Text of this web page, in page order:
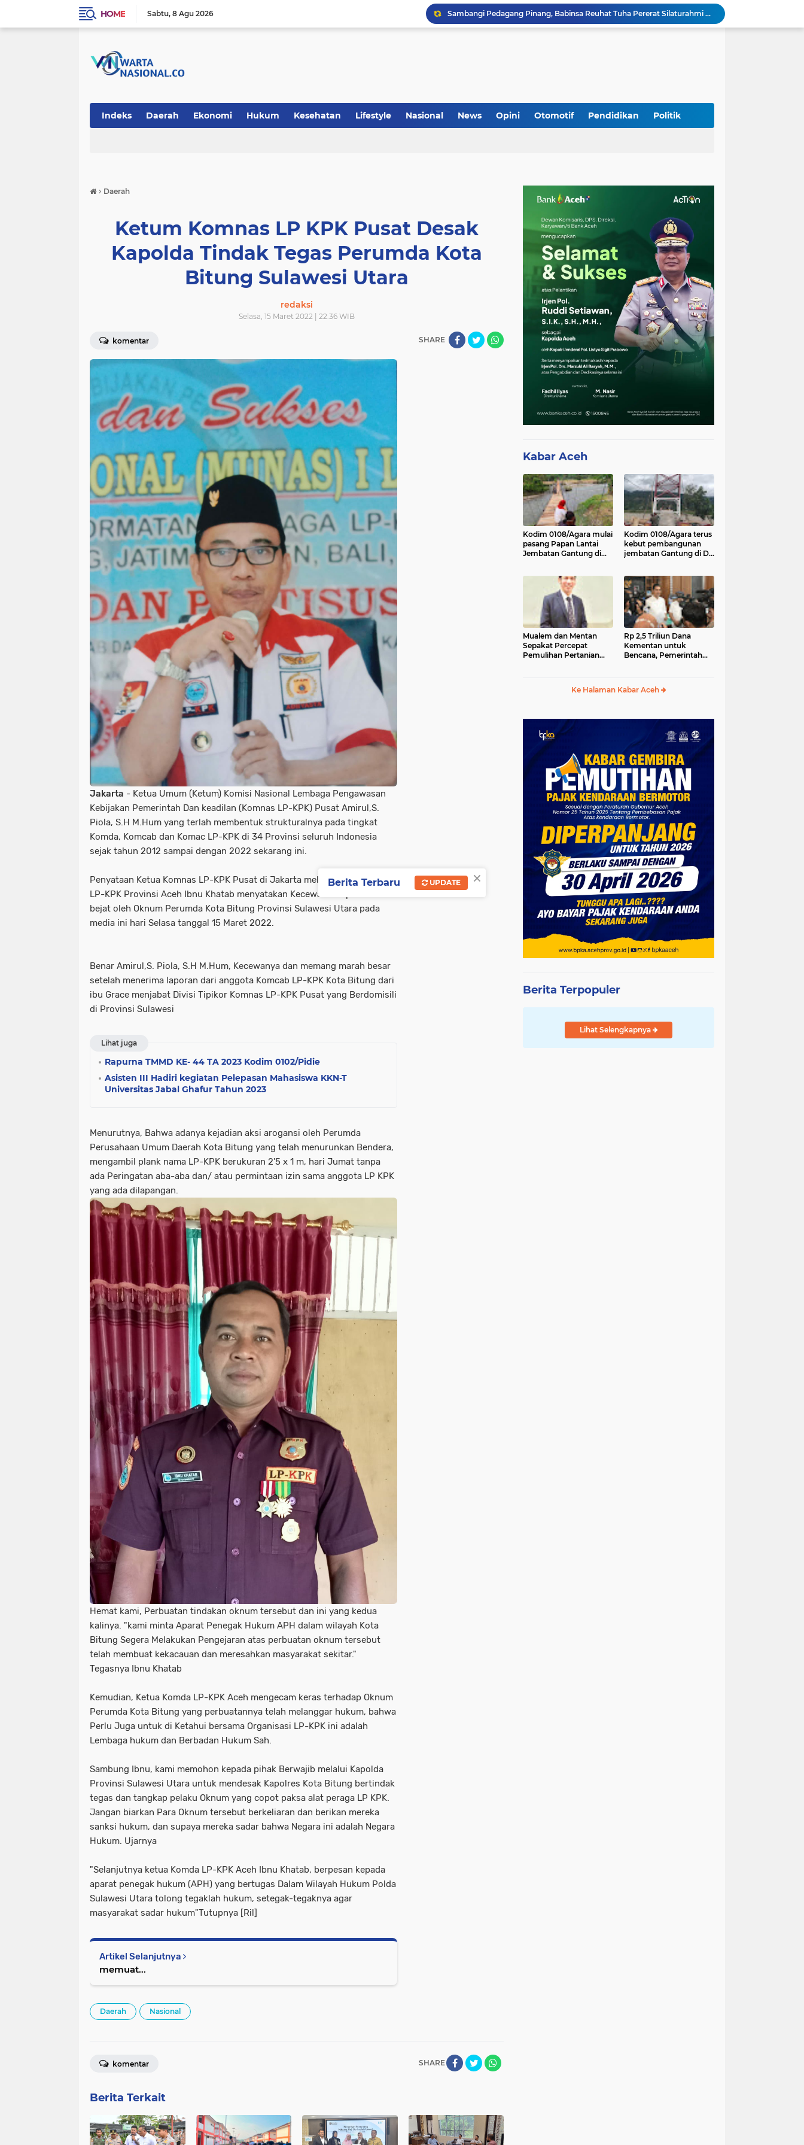
HOME Sabtu 8 Agu 2026
Jalin Keakraban dengan Warga, Babinsa Leung Ie Perkuat Komunikasi di Wilayah Binaan
Hadiri Persami di Buengcala, Danramil Kuta Baro Dorong Semangat Kebersamaan Generasi Muda
Progres Pembangunan Capai 51 Persen, TNI dan Warga Kebutan Pengecoran Lantai Jembatan di Bunga Melur
Indeks Daerah Ekonomi Hukum Kesehatan Lifestyle Nasional News Opini Otomotif Pendidikan Politik
› Daerah
Ketum Komnas LP KPK Pusat Desak
Kapolda Tindak Tegas Perumda Kota
Bitung Sulawesi Utara
redaksi
Selasa, 15 Maret 2022 | 22.36 WIB
komentar SHARE
Jakarta - Ketua Umum (Ketum) Komisi Nasional Lembaga Pengawasan
Kebijakan Pemerintah Dan keadilan (Komnas LP-KPK) Pusat Amirul,S.
Piola, S.H M.Hum yang terlah membentuk strukturalnya pada tingkat
Komda, Komcab dan Komac LP-KPK di 34 Provinsi seluruh Indonesia
sejak tahun 2012 sampai dengan 2022 sekarang ini.
Penyataan Ketua Komnas LP-KPK Pusat di Jakarta melalui Ketua Komda
LP-KPK Provinsi Aceh Ibnu Khatab menyatakan Kecewa Atas perbuatan
bejat oleh Oknum Perumda Kota Bitung Provinsi Sulawesi Utara pada
media ini hari Selasa tanggal 15 Maret 2022.
Benar Amirul,S. Piola, S.H M.Hum, Kecewanya dan memang marah besar
setelah menerima laporan dari anggota Komcab LP-KPK Kota Bitung dari
ibu Grace menjabat Divisi Tipikor Komnas LP-KPK Pusat yang Berdomisili
di Provinsi Sulawesi
Lihat juga
Rapurna TMMD KE- 44 TA 2023 Kodim 0102/Pidie
Asisten III Hadiri kegiatan Pelepasan Mahasiswa KKN-T
Universitas Jabal Ghafur Tahun 2023
Menurutnya, Bahwa adanya kejadian aksi arogansi oleh Perumda
Perusahaan Umum Daerah Kota Bitung yang telah menurunkan Bendera,
mengambil plank nama LP-KPK berukuran 2'5 x 1 m, hari Jumat tanpa
ada Peringatan aba-aba dan/ atau permintaan izin sama anggota LP KPK
yang ada dilapangan.
Hemat kami, Perbuatan tindakan oknum tersebut dan ini yang kedua
kalinya. "kami minta Aparat Penegak Hukum APH dalam wilayah Kota
Bitung Segera Melakukan Pengejaran atas perbuatan oknum tersebut
telah membuat kekacauan dan meresahkan masyarakat sekitar."
Tegasnya Ibnu Khatab
Kemudian, Ketua Komda LP-KPK Aceh mengecam keras terhadap Oknum
Perumda Kota Bitung yang perbuatannya telah melanggar hukum, bahwa
Perlu Juga untuk di Ketahui bersama Organisasi LP-KPK ini adalah
Lembaga hukum dan Berbadan Hukum Sah.
Sambung Ibnu, kami memohon kepada pihak Berwajib melalui Kapolda
Provinsi Sulawesi Utara untuk mendesak Kapolres Kota Bitung bertindak
tegas dan tangkap pelaku Oknum yang copot paksa alat peraga LP KPK.
Jangan biarkan Para Oknum tersebut berkeliaran dan berikan mereka
sanksi hukum, dan supaya mereka sadar bahwa Negara ini adalah Negara
Hukum. Ujarnya
"Selanjutnya ketua Komda LP-KPK Aceh Ibnu Khatab, berpesan kepada
aparat penegak hukum (APH) yang bertugas Dalam Wilayah Hukum Polda
Sulawesi Utara tolong tegaklah hukum, setegak-tegaknya agar
masyarakat sadar hukum"Tutupnya [Ril]
Artikel Selanjutnya
memuat...
Daerah Nasional
SHARE
komentar
Berita Terkait
Kabar Aceh
Kodim 0108/Agara mulai
pasang Papan Lantai
Jembatan Gantung di
Kodim 0108/Agara terus
kebut pembangunan
jembatan Gantung di Ds.
Mualem dan Mentan
Sepakat Percepat
Pemulihan Pertanian
Rp 2,5 Triliun Dana
Kementan untuk
Bencana, Pemerintah
Ke Halaman Kabar Aceh
Berita Terpopuler
Lihat Selengkapnya
×
Berita Terbaru UPDATE